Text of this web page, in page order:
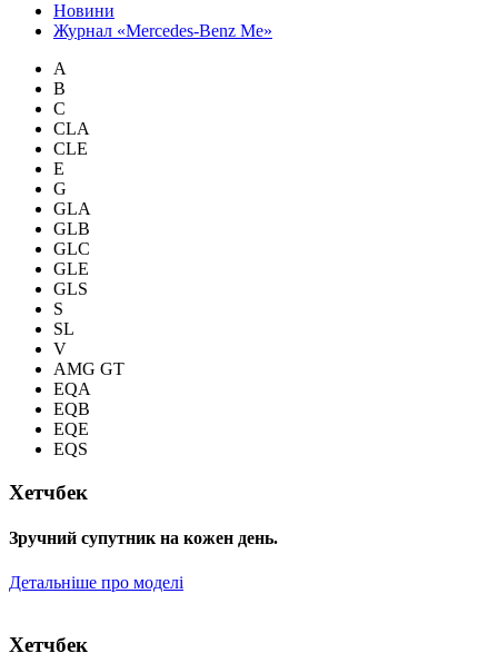
Новини
Журнал «Mercedes-Benz Me»
A
B
C
CLA
CLE
E
G
GLA
GLB
GLC
GLE
GLS
S
SL
V
AMG GT
EQA
EQB
EQE
EQS
Хетчбек
Зручний супутник на кожен день.
Детальніше про моделі
Хетчбек